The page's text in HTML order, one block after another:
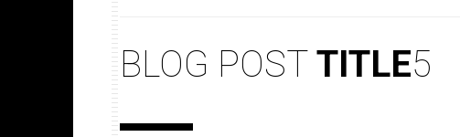
BLOG POSTTITLE5